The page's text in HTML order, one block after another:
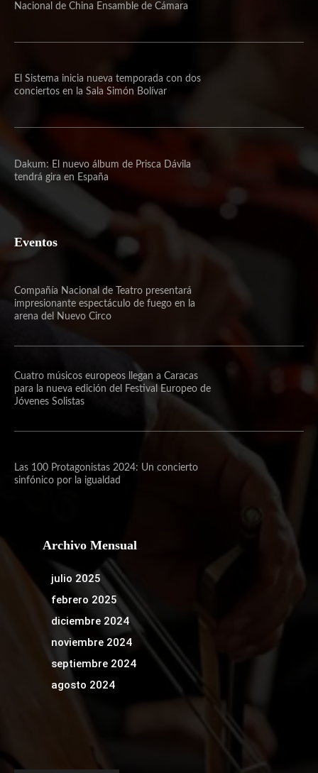
Nacional de China Ensamble de Cámara
El Sistema inicia nueva temporada con dos
conciertos en la Sala Simón Bolívar
Dakum: El nuevo álbum de Prisca Dávila
tendrá gira en España
Eventos
Compañía Nacional de Teatro presentará
impresionante espectáculo de fuego en la
arena del Nuevo Circo
Cuatro músicos europeos llegan a Caracas
para la nueva edición del Festival Europeo de
Jóvenes Solistas
Las 100 Protagonistas 2024: Un concierto
sinfónico por la igualdad
Archivo Mensual
julio 2025
febrero 2025
diciembre 2024
noviembre 2024
septiembre 2024
agosto 2024